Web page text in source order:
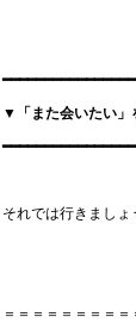
▼「また会いたい
それでは行きましょ
＝＝＝＝＝＝＝＝＝